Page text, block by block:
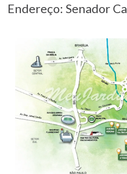
Endereço: Senador